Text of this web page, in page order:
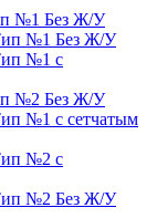
№1 Без Ж/У
№1 Без Ж/У
№1 с
№2 Без Ж/У
№1 с сетчатым
№2 с
№2 Без Ж/У